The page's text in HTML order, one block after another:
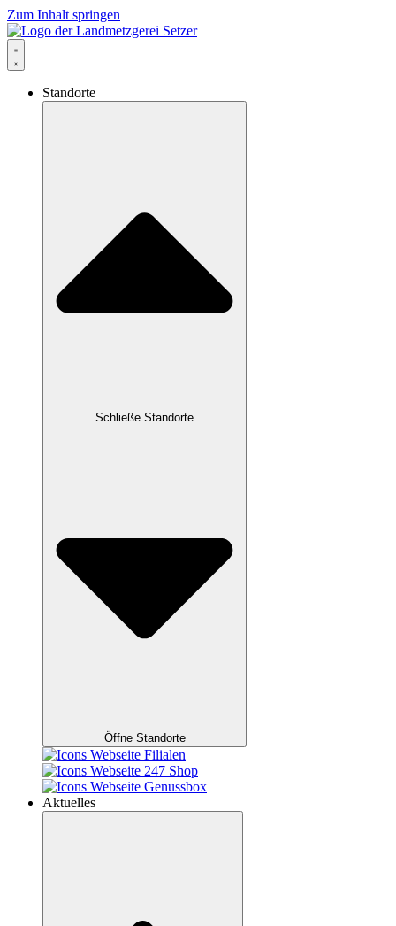
Zum Inhalt springen
Standorte
Schließe Standorte
Öffne Standorte
Aktuelles